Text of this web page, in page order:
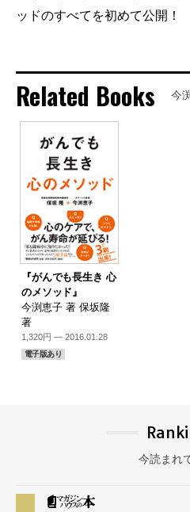
ッドのすべてを初めて公開！
Related Books 今
『がんでも長生き 心
のメソッド』
今渕恵子 著 保坂隆
著
1,320円 — 2016.01.28
電子版あり
今読まれ